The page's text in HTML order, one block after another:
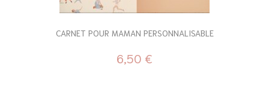
CARNET POUR MAMAN PERSONNALISABLE
6,50 €